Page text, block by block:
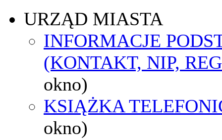
URZĄD MIASTA
INFORMACJE
(KONTAKT, NIP,
okno)
KSIĄŻKA
okno)